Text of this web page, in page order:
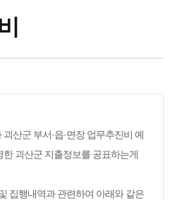
산군 부서·읍·면장 업무추진비 예
괴산군 지출정보를 공표하는게
집행내역과 관련하여 아래와 같은